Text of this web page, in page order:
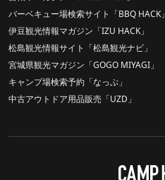
バーベキュー場検索サイト「BBQ HACK」
伊豆観光情報マガジン「IZU HACK」
松島観光情報サイト「松島観光ナビ」
宮城県観光マガジン「GOGO MIYAGI」
キャンプ場検索予約「なっぷ」
中古アウトドア用品販売「UZD」